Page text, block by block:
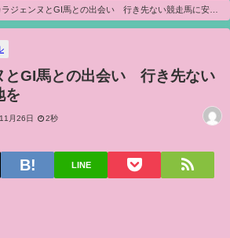
ラジェンヌとGI馬との出会い 行き先ない競走馬に安住
とGI馬との出会い 行き先ない
を
月26日 2秒
LINE